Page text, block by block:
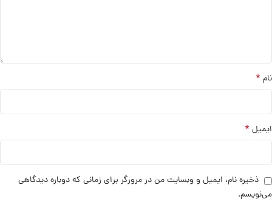
نام *
ایمیل *
ذخیره نام، ایمیل و وبسایت من در مرورگر برای زمانی که دوباره دیدگاهی
می‌نویسم.